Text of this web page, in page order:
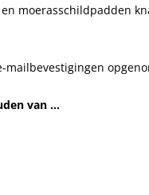
moerasschildpadden
mailbevestigingen
van …